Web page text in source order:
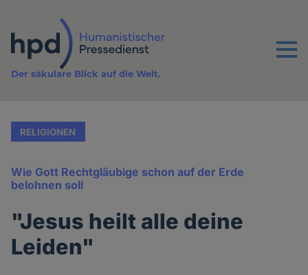
Inhalt
Menu
Der säkulare Blick auf die Welt.
RELIGIONEN
Wie Gott Rechtgläubige schon auf der Erde
belohnen soll
"Jesus heilt alle deine
Leiden"